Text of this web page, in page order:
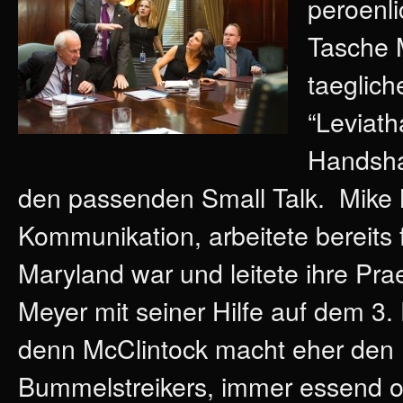
Tasche
den passenden Small Talk.
Kommunikation, arbeitete
Maryland war und leitete ihre
Meyer mit seiner Hilfe auf dem
denn McClintock macht eher
Bummelstreikers, immer essend